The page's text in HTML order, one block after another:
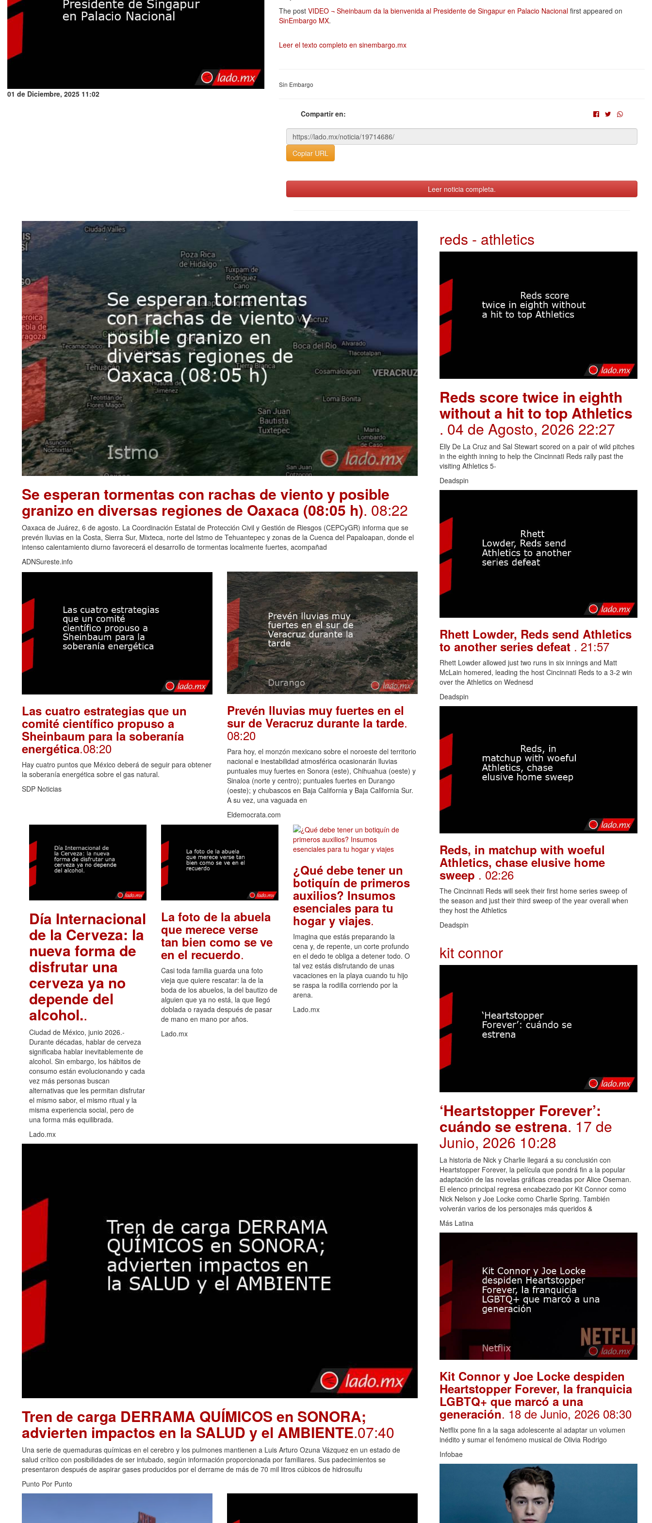
01 de Diciembre, 2025 11:02
The post VIDEO ¬ Sheinbaum da la bienvenida al Presidente de Singapur en Palacio Nacional first appeared on
SinEmbargo MX.
Leer el texto completo en sinembargo.mx
Sin Embargo
Compartir en:
Copiar URL
Leer noticia completa.
Se esperan tormentas con rachas de viento y posible
granizo en diversas regiones de Oaxaca (08:05 h). 08:22
Oaxaca de Juárez, 6 de agosto. La Coordinación Estatal de Protección Civil y Gestión de Riesgos (CEPCyGR) informa que se
prevén lluvias en la Costa, Sierra Sur, Mixteca, norte del Istmo de Tehuantepec y zonas de la Cuenca del Papaloapan, donde el
intenso calentamiento diurno favorecerá el desarrollo de tormentas localmente fuertes, acompañad
ADNSureste.info
Las cuatro estrategias que un
comité científico propuso a
Sheinbaum para la soberanía
energética.08:20
Hay cuatro puntos que México deberá de seguir para obtener
la soberanía energética sobre el gas natural.
SDP Noticias
Prevén lluvias muy fuertes en el
sur de Veracruz durante la tarde.
08:20
Para hoy, el monzón mexicano sobre el noroeste del territorio
nacional e inestabilidad atmosférica ocasionarán lluvias
puntuales muy fuertes en Sonora (este), Chihuahua (oeste) y
Sinaloa (norte y centro); puntuales fuertes en Durango
(oeste); y chubascos en Baja California y Baja California Sur.
A su vez, una vaguada en
Eldemocrata.com
Día Internacional
de la Cerveza: la
nueva forma de
disfrutar una
cerveza ya no
depende del
alcohol..
Ciudad de México, junio 2026.-
Durante décadas, hablar de cerveza
significaba hablar inevitablemente de
alcohol. Sin embargo, los hábitos de
consumo están evolucionando y cada
vez más personas buscan
alternativas que les permitan disfrutar
el mismo sabor, el mismo ritual y la
misma experiencia social, pero de
una forma más equilibrada.
Lado.mx
La foto de la abuela
que merece verse
tan bien como se ve
en el recuerdo.
Casi toda familia guarda una foto
vieja que quiere rescatar: la de la
boda de los abuelos, la del bautizo de
alguien que ya no está, la que llegó
doblada o rayada después de pasar
de mano en mano por años.
Lado.mx
¿Qué debe tener un
botiquín de primeros
auxilios? Insumos
esenciales para tu
hogar y viajes.
Imagina que estás preparando la
cena y, de repente, un corte profundo
en el dedo te obliga a detener todo. O
tal vez estás disfrutando de unas
vacaciones en la playa cuando tu hijo
se raspa la rodilla corriendo por la
arena.
Lado.mx
Tren de carga DERRAMA QUÍMICOS en SONORA;
advierten impactos en la SALUD y el AMBIENTE.07:40
Una serie de quemaduras químicas en el cerebro y los pulmones mantienen a Luis Arturo Ozuna Vázquez en un estado de
salud crítico con posibilidades de ser intubado, según información proporcionada por familiares. Sus padecimientos se
presentaron después de aspirar gases producidos por el derrame de más de 70 mil litros cúbicos de hidrosulfu
Punto Por Punto
reds - athletics
Reds score twice in eighth
without a hit to top Athletics
. 04 de Agosto, 2026 22:27
Elly De La Cruz and Sal Stewart scored on a pair of wild pitches
in the eighth inning to help the Cincinnati Reds rally past the
visiting Athletics 5-
Deadspin
Rhett Lowder, Reds send Athletics
to another series defeat . 21:57
Rhett Lowder allowed just two runs in six innings and Matt
McLain homered, leading the host Cincinnati Reds to a 3-2 win
over the Athletics on Wednesd
Deadspin
Reds, in matchup with woeful
Athletics, chase elusive home
sweep . 02:26
The Cincinnati Reds will seek their first home series sweep of
the season and just their third sweep of the year overall when
they host the Athletics
Deadspin
kit connor
‘Heartstopper Forever’:
cuándo se estrena. 17 de
Junio, 2026 10:28
La historia de Nick y Charlie llegará a su conclusión con
Heartstopper Forever, la película que pondrá fin a la popular
adaptación de las novelas gráficas creadas por Alice Oseman.
El elenco principal regresa encabezado por Kit Connor como
Nick Nelson y Joe Locke como Charlie Spring. También
volverán varios de los personajes más queridos &
Más Latina
Kit Connor y Joe Locke despiden
Heartstopper Forever, la franquicia
LGBTQ+ que marcó a una
generación. 18 de Junio, 2026 08:30
Netflix pone fin a la saga adolescente al adaptar un volumen
inédito y sumar el fenómeno musical de Olivia Rodrigo
Infobae